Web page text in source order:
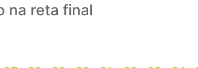
na reta final